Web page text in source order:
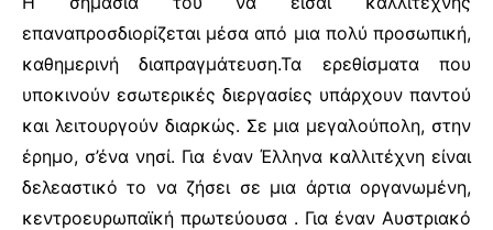
επαναπροσδιορίζεται μέσα από μια πολύ προσωπική,
καθημερινή διαπραγμάτευση.Τα ερεθίσματα που
υποκινούν εσωτερικές διεργασίες υπάρχουν παντού
και λειτουργούν διαρκώς. Σε μια μεγαλούπολη, στην
έρημο, σ’ένα νησί. Για έναν Έλληνα καλλιτέχνη είναι
δελεαστικό το να ζήσει σε μια άρτια οργανωμένη,
κεντροευρωπαϊκή πρωτεύουσα . Για έναν Αυστριακό